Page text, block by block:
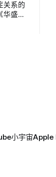
关系的
华盛顿
，内
小宇宙Apple